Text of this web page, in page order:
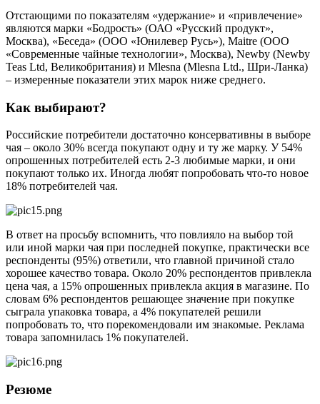
Отстающими по показателям «удержание» и «привлечение»
являются марки «Бодрость» (ОАО «Русский продукт»,
Москва), «Беседа» (ООО «Юнилевер Русь»), Maitre (ООО
«Современные чайные технологии», Москва), Newby (Newby
Teas Ltd, Великобритания) и Mlesna (Mlesna Ltd., Шри-Ланка)
– измеренные показатели этих марок ниже среднего.
Как выбирают?
Российские потребители достаточно консервативны в выборе
чая – около 30% всегда покупают одну и ту же марку. У 54%
опрошенных потребителей есть 2-3 любимые марки, и они
покупают только их. Иногда любят попробовать что-то новое
18% потребителей чая.
В ответ на просьбу вспомнить, что повлияло на выбор той
или иной марки чая при последней покупке, практически все
респонденты (95%) ответили, что главной причиной стало
хорошее качество товара. Около 20% респондентов привлекла
цена чая, а 15% опрошенных привлекла акция в магазине. По
словам 6% респондентов решающее значение при покупке
сыграла упаковка товара, а 4% покупателей решили
попробовать то, что порекомендовали им знакомые. Реклама
товара запомнилась 1% покупателей.
Резюме